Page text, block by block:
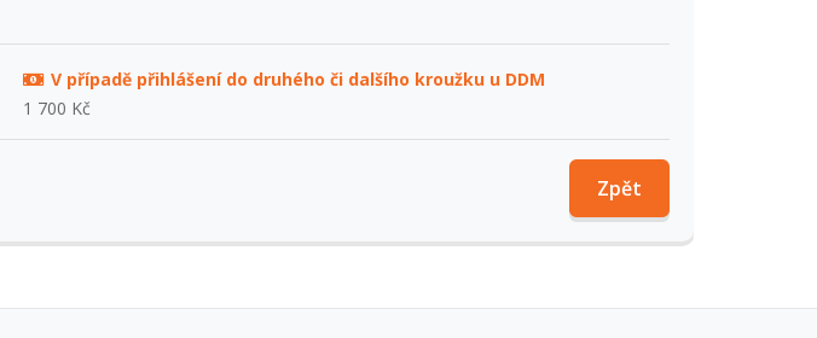
V případě přihlášení do druhého či dalšího kroužku u DDM
1 700 Kč
Zpět